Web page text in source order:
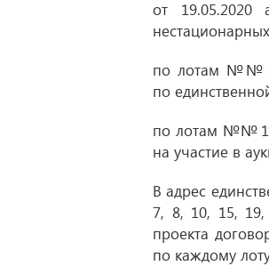
от 19.05.2020
по лотам №№
по
по лотам №№ 1,
на участие в
В адрес
7, 8, 10, 15,
проекта
по каждому